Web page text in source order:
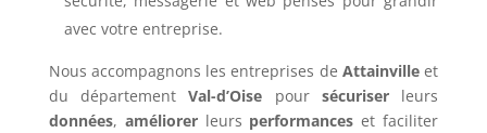
avec votre entreprise.
Nous accompagnons les entreprises de Attainvilleet
du départementVal-d’Oise pour sécuriserleurs
données, améliorerleurs performances et faciliter